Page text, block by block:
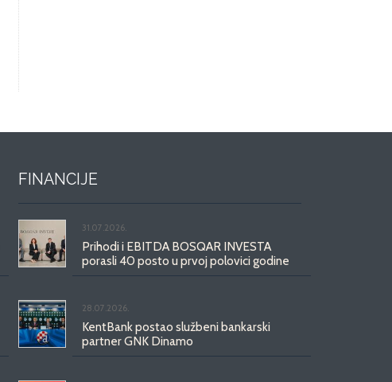
FINANCIJE
31.07.2026.
Prihodi i EBITDA BOSQAR INVESTA
porasli 40 posto u prvoj polovici godine
28.07.2026.
KentBank postao službeni bankarski
partner GNK Dinamo